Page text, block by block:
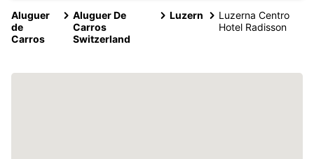
Aluguer
de
Carros
Aluguer De
Carros
Switzerland
Luzern
Luzerna Centro
Hotel Radisson